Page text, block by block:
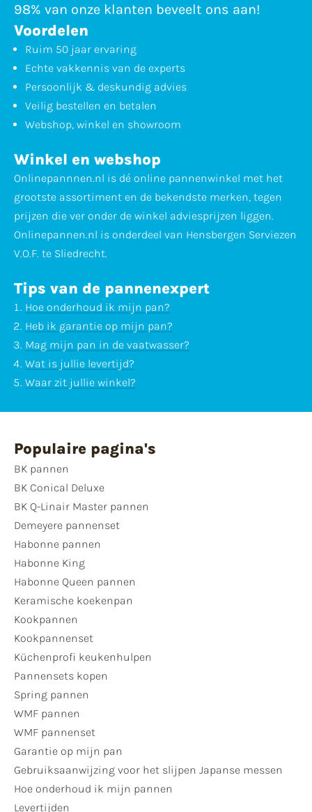
98% van onze klanten beveelt ons aan!
Voordelen
Ruim 50 jaar ervaring
Echte vakkennis van de experts
Persoonlijk & deskundig advies
Veilig bestellen en betalen
Webshop, winkel en showroom
Winkel en webshop
Onlinepannnen.nl is dé online pannenwinkel met het
grootste assortiment en de bekendste merken, tegen
prijzen die ver onder de winkel adviesprijzen liggen.
Onlinepannen.nl is onderdeel van Hensbergen Serviezen
V.O.F. te Sliedrecht.
Tips van de pannenexpert
Hoe onderhoud ik mijn pan?
Heb ik garantie op mijn pan?
Mag mijn pan in de vaatwasser?
Wat is jullie levertijd?
Waar zit jullie winkel?
Populaire pagina's
BK pannen
BK Conical Deluxe
BK Q-Linair Master pannen
Demeyere pannenset
Habonne pannen
Habonne King
Habonne Queen pannen
Keramische koekenpan
Kookpannen
Kookpannenset
Küchenprofi keukenhulpen
Pannensets kopen
Spring pannen
WMF pannen
WMF pannenset
Garantie op mijn pan
Gebruiksaanwijzing voor het slijpen Japanse messen
Hoe onderhoud ik mijn pannen
Levertijden